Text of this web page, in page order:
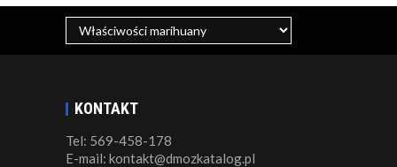
KONTAKT
Tel: 569-458-178
E-mail: kontakt@dmozkatalog.pl